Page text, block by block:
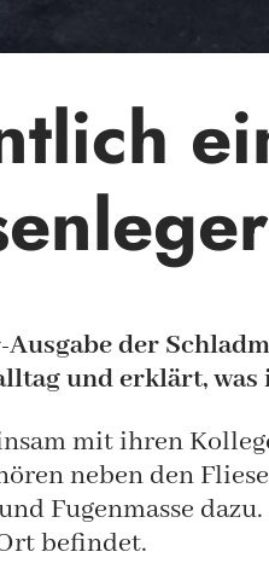
der
und erklärt, was
mit ihren
neben den
Fugenmasse
befindet.